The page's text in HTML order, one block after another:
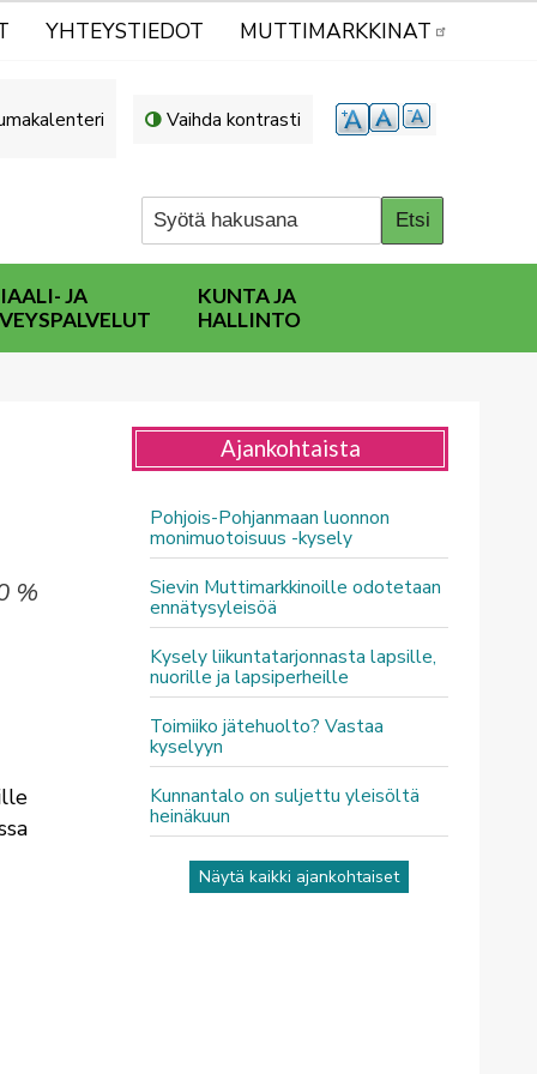
YHTEYSTIEDOT MUTTIMARKKINAT
Vaihda kontrasti
JA
KUNTA JA
HALLINTO
%
Ajankohtaista
Pohjois-Pohjanmaan luonnon
monimuotoisuus -kysely
Sievin Muttimarkkinoille odotetaan
ennätysyleisöä
Kysely liikuntatarjonnasta lapsille,
nuorille ja lapsiperheille
Toimiiko jätehuolto? Vastaa
kyselyyn
Kunnantalo on suljettu yleisöltä
heinäkuun
Näytä kaikki ajankohtaiset